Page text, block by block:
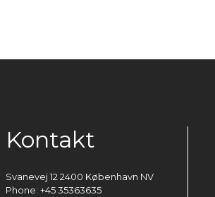
Kontakt
Svanevej 12 2400 København NV
Phone: +45 35363635